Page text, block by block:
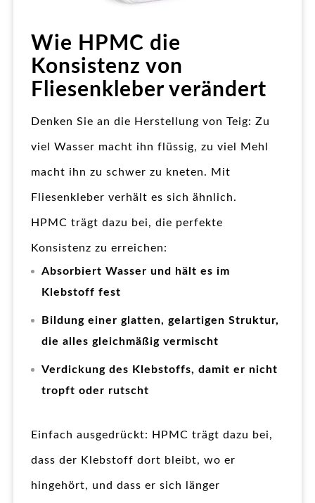
Wie HPMC die
Konsistenz von
Fliesenkleber verändert
Denken Sie an die Herstellung von Teig: Zu
viel Wasser macht ihn flüssig, zu viel Mehl
macht ihn zu schwer zu kneten. Mit
Fliesenkleber verhält es sich ähnlich.
HPMC trägt dazu bei, die perfekte
Konsistenz zu erreichen:
Absorbiert Wasser und hält es im
Klebstoff fest
Bildung einer glatten, gelartigen Struktur,
die alles gleichmäßig vermischt
Verdickung des Klebstoffs, damit er nicht
tropft oder rutscht
Einfach ausgedrückt: HPMC trägt dazu bei,
dass der Klebstoff dort bleibt, wo er
hingehört, und dass er sich länger